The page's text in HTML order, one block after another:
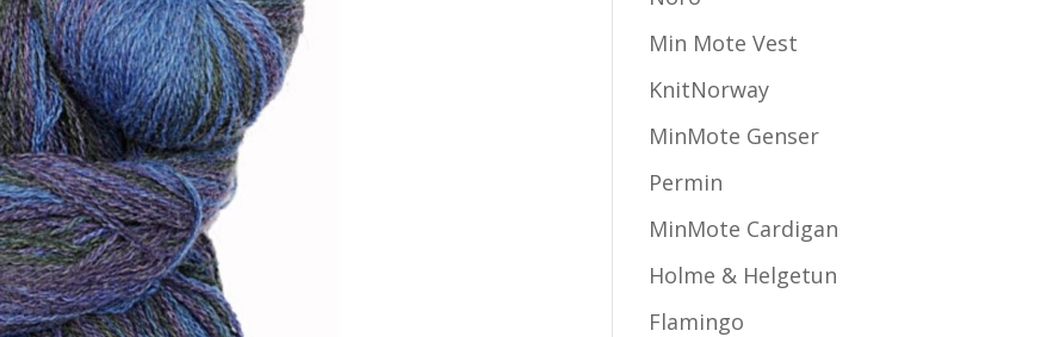
Min Mote Vest
KnitNorway
MinMote Genser
Permin
MinMote Cardigan
Holme & Helgetun
Flamingo